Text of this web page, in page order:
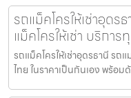
รถแม็คโครให้เช่าอุดร
แม็คโครให้เช่า บริกา
รถแม็คโครให้เช่าอุดรธานี รถ
ไทย ในราคาเป็นกันเอง พร้